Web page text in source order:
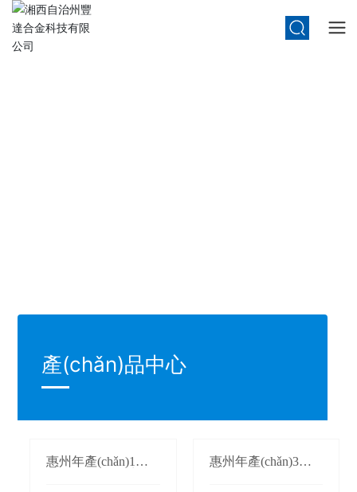
產(chǎn)品中心
惠州年產(chǎn)1萬
惠州年產(chǎn)3萬